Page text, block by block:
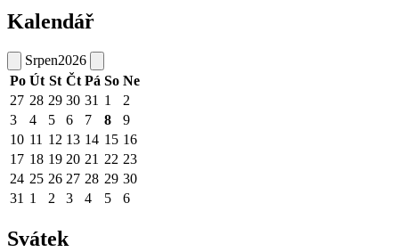
Kalendář
Srpen2026
Po Út St Čt Pá So Ne
27 28 29 30 31 1
2
3
4 5 6 7 8
9
10 11 12 13 14 15 16
17 18 19 20 21 22 23
24 25 26 27 28 29 30
31 1 2 3 4 5 6
Svátek